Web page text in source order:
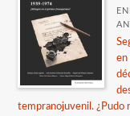
en
tempranojuvenil. ¿Pudo